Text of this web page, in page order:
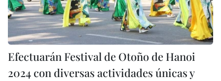
Efectuarán Festival de Otoño de Hanoi
2024 con diversas actividades únicas y